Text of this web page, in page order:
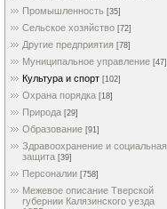
Промышленность [35]
Сельское хозяйство [72]
Другие предприятия [78]
Муниципальное управление [47]
Культура и спорт [102]
Охрана порядка [18]
Природа [29]
Образование [91]
Здравоохранение и социальная
защита [39]
Персоналии [758]
Межевое описание Тверской
губернии Калязинского уезда